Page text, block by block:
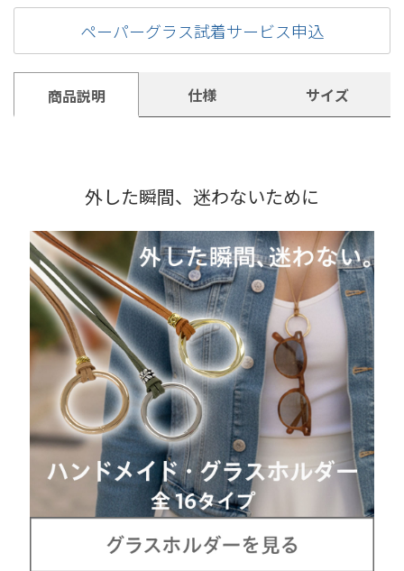
ペーパーグラス試着サービス申込
商品説明 仕様 サイズ
外した瞬間、迷わないために